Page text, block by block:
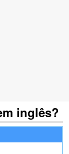
inglês?